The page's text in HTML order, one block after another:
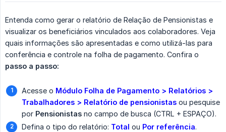
Entenda como gerar o relatório de Relação de Pensionistas e
visualizar os beneficiários vinculados aos colaboradores. Veja
quais informações são apresentadas e como utilizá-las para
conferência e controle na folha de pagamento. Confira o
passo a passo:
Acesse o Módulo Folha de Pagamento > Relatórios >
Trabalhadores > Relatório de pensionistas ou pesquise
por Pensionistas no campo de busca (CTRL + ESPAÇO).
Defina o tipo do relatório: Total ou Por referência.